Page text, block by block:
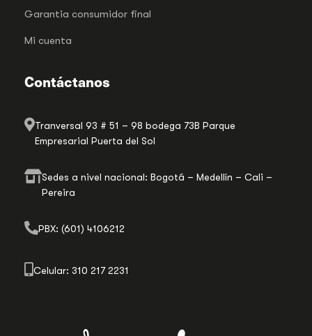
Garantia consumidor final
Mi cuenta
Contáctanos
Tranversal 93 # 51 – 98 bodega 73B Parque
Empresarial Puerta del Sol
Sedes a nivel nacional: Bogotá – Medellín – Cali –
Pereira
PBX: (601) 4106212
Celular: 310 217 2231